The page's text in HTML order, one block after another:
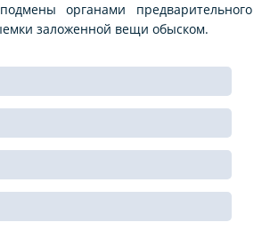
органами предварительного
заложенной вещи обыском.